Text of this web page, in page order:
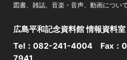
図書、雑誌、音楽・音声、動画につい
広島平和記念資料館 情報資料室
Tel： 082-241-4004 Fax：